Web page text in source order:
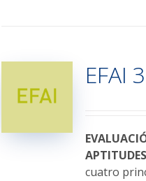
Las
opciones
elegir
en
la
EFAI 3
cuatro